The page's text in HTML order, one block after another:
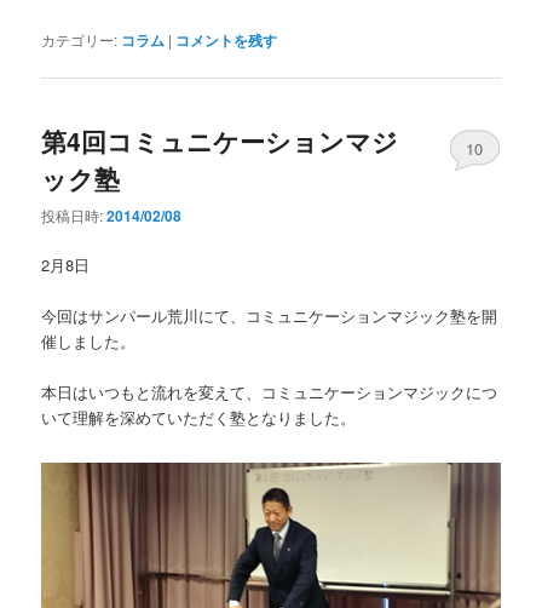
カテゴリー: コラム | コメントを残す
第4回コミュニケーションマジ
ック塾
投稿日時:2014/02/08
10
2月8日
今回はサンパール荒川にて、コミュニケーションマジック塾を開
催しました。
本日はいつもと流れを変えて、コミュニケーションマジックにつ
いて理解を深めていただく塾となりました。